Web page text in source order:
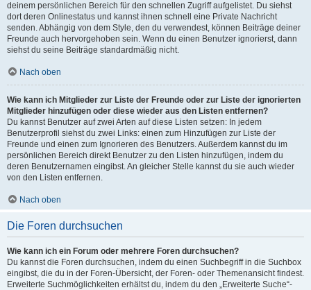
deinem persönlichen Bereich für den schnellen Zugriff aufgelistet. Du siehst
dort deren Onlinestatus und kannst ihnen schnell eine Private Nachricht
senden. Abhängig von dem Style, den du verwendest, können Beiträge deiner
Freunde auch hervorgehoben sein. Wenn du einen Benutzer ignorierst, dann
siehst du seine Beiträge standardmäßig nicht.
Nach oben
Wie kann ich Mitglieder zur Liste der Freunde oder zur Liste der ignorierten
Mitglieder hinzufügen oder diese wieder aus den Listen entfernen?
Du kannst Benutzer auf zwei Arten auf diese Listen setzen: In jedem
Benutzerprofil siehst du zwei Links: einen zum Hinzufügen zur Liste der
Freunde und einen zum Ignorieren des Benutzers. Außerdem kannst du im
persönlichen Bereich direkt Benutzer zu den Listen hinzufügen, indem du
deren Benutzernamen eingibst. An gleicher Stelle kannst du sie auch wieder
von den Listen entfernen.
Nach oben
Die Foren durchsuchen
Wie kann ich ein Forum oder mehrere Foren durchsuchen?
Du kannst die Foren durchsuchen, indem du einen Suchbegriff in die Suchbox
eingibst, die du in der Foren-Übersicht, der Foren- oder Themenansicht findest.
Erweiterte Suchmöglichkeiten erhältst du, indem du den „Erweiterte Suche“-